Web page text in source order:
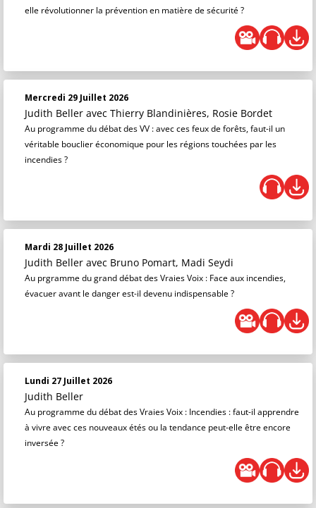
elle révolutionner la prévention en matière de sécurité ?
Mercredi 29 Juillet 2026
Judith Beller avec Thierry Blandinières, Rosie Bordet
Au programme du débat des VV : avec ces feux de forêts, faut-il un
véritable bouclier économique pour les régions touchées par les
incendies ?
Mardi 28 Juillet 2026
Judith Beller avec Bruno Pomart, Madi Seydi
Au prgramme du grand débat des Vraies Voix : Face aux incendies,
évacuer avant le danger est-il devenu indispensable ?
Lundi 27 Juillet 2026
Judith Beller
Au programme du débat des Vraies Voix : Incendies : faut-il apprendre
à vivre avec ces nouveaux étés ou la tendance peut-elle être encore
inversée ?